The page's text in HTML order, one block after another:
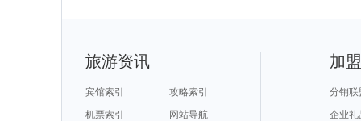
旅游资讯
宾馆索引
攻略索引
机票索引
网站导航
加
分销联
企业礼